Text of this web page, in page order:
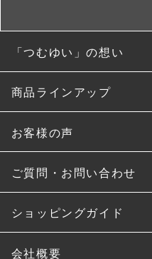
「つむゆい」の想い
商品ラインアップ
お客様の声
ご質問・お問い合わせ
ショッピングガイド
会社概要